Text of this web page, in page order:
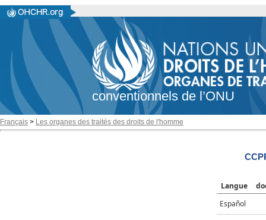
conventionnels de l’ONU
Français > Les organes des traités des droits de l'homme
Langue
Español